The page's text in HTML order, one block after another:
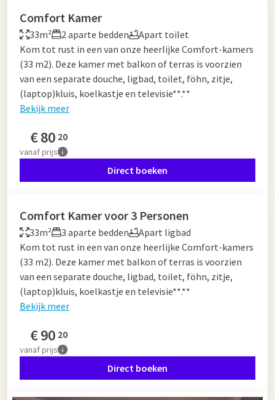
Comfort Kamer
33m² 2 aparte bedden
Apart toilet
Kom tot rust in een van onze heerlijke Comfort-kamers
(33 m2). Deze kamer met balkon of terras is voorzien
van een separate douche, ligbad, toilet, föhn, zitje,
(laptop)kluis, koelkastje en televisie**.**
Bekijk meer
€80 20
vanafprijs
Direct boeken
Comfort Kamer voor 3 Personen
33m² 3 aparte bedden
Apart ligbad
Kom tot rust in een van onze heerlijke Comfort-kamers
(33 m2). Deze kamer met balkon of terras is voorzien
van een separate douche, ligbad, toilet, föhn, zitje,
(laptop)kluis, koelkastje en televisie**.**
Bekijk meer
€90 20
vanafprijs
Direct boeken